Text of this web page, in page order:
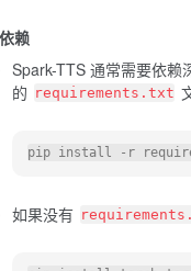
赖
Spark-TTS 通常需要依赖
的 requirements.txt
如果没有